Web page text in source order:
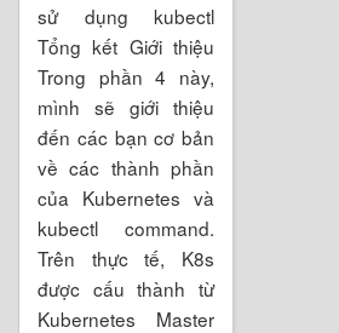
sử dụng kubectl
Tổng kết Giới thiệu
Trong phần 4 này,
mình sẽ giới thiệu
đến các bạn cơ bản
về các thành phần
của Kubernetes và
kubectl command.
Trên thực tế, K8s
được cấu thành từ
Kubernetes Master